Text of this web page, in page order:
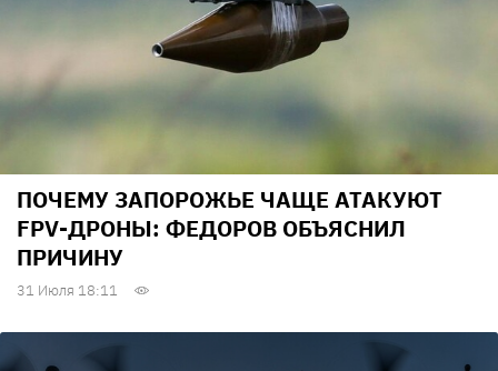
ПОЧЕМУ ЗАПОРОЖЬЕ ЧАЩЕ АТАКУЮТ
FPV-ДРОНЫ: ФЕДОРОВ ОБЪЯСНИЛ
ПРИЧИНУ
31 Июля 18:11